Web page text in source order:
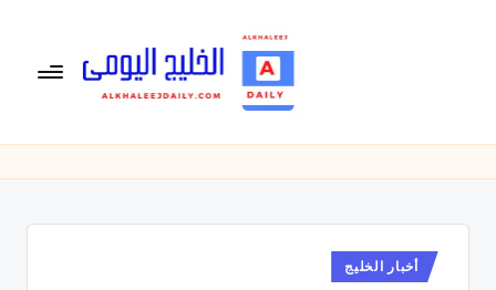
خ
متابعة
نُشر
في
أخبار الخليج